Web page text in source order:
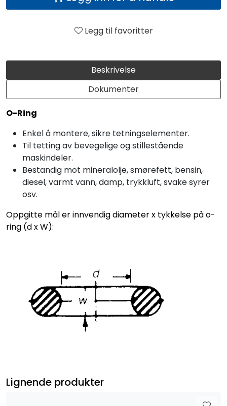
Beskrivelse
Dokumenter
O-Ring
Enkel å montere, sikre tetningselementer.
Til tetting av bevegelige og stillestående
maskindeler.
Bestandig mot mineralolje, smørefett, bensin,
diesel, varmt vann, damp, trykkluft, svake syrer
osv.
Oppgitte mål er innvendig diameter x tykkelse på o-
ring (d x W):
Legg til favoritter
Lignende produkter